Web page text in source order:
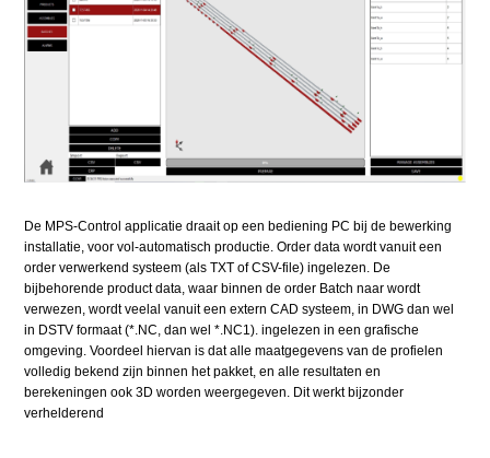
De MPS-Control applicatie draait op een bediening PC bij de bewerking
installatie, voor vol-automatisch productie. Order data wordt vanuit een
order verwerkend systeem (als TXT of CSV-file) ingelezen. De
bijbehorende product data, waar binnen de order Batch naar wordt
verwezen, wordt veelal vanuit een extern CAD systeem, in DWG dan wel
in DSTV formaat (*.NC, dan wel *.NC1). ingelezen in een grafische
omgeving. Voordeel hiervan is dat alle maatgegevens van de profielen
volledig bekend zijn binnen het pakket, en alle resultaten en
berekeningen ook 3D worden weergegeven. Dit werkt bijzonder
verhelderend